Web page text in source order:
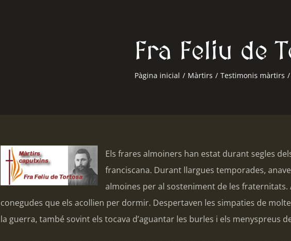
Fra Feliu de
Pàgina inicial / Màrtirs / Testimonis màrtirs /
Els frares almoiners han estat durant segles
franciscana. Durant llargues temporades,
almoines per al sosteniment de les
conegudes que els acollien per dormir. Despertaven les simpaties de
la guerra, també sovint els tocava d’aguantar les burles i els menyspreus